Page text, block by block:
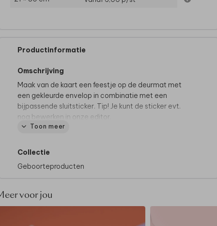
Productinformatie
Omschrijving
Maak van de kaart een feestje op de deurmat met
een gekleurde envelop in combinatie met een
bijpassende sluitsticker. Tip! Je kunt de sticker evt.
nog bewerken in onze editor.
• Op één vel zitten 25 stickers
winkelmandje.
Toon meer
Collectie
Geboorteproducten
voor jou